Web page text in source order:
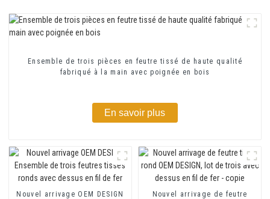
Ensemble de trois pièces en feutre tissé de haute qualité
fabriqué à la main avec poignée en bois
En savoir plus
Nouvel arrivage OEM DESIGN
Nouvel arrivage de feutre